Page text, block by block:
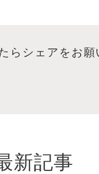
らシェアをお
新記事